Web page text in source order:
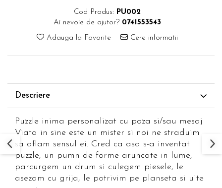
Cod Produs: PU002
Ai nevoie de ajutor? 0741553543
Adauga la Favorite Cere informatii
Descriere
Puzzle inima personalizat cu poza si/sau mesaj
Viata in sine este un mister si noi ne straduim
sa aflam sensul ei. Cred ca asa s-a inventat
puzzle, un pumn de forme aruncate in lume,
parcurgem un drum si culegem piesele, le
asezam cu grija, le potrivim pe planseta si uite